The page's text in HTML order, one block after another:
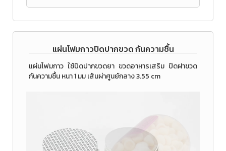
แผ่นโฟมกาวปิดปากขวด กันความชื้น
แผ่นโฟมกาว ใช้ปิดปากขวดยา ขวดอาหารเสริม ปิดฝาขวด
กันความชื้น หนา 1 มม เส้นผ่าศูนย์กลาง 3.55 cm